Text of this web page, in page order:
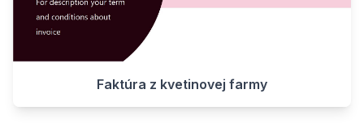
Faktúra z kvetinovej farmy